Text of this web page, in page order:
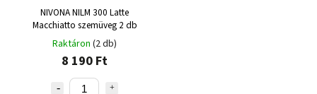
NIVONA NILM 300 Latte
Macchiatto szemüveg 2 db
Raktáron (2 db)
8 190 Ft